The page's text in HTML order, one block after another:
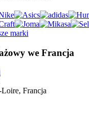
marki
we Francja
Francja